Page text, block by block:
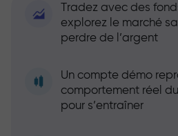
Tradez avec des
explorez le marché
perdre de l’argent
Un compte démo
comportement réel
pour s’entraîner